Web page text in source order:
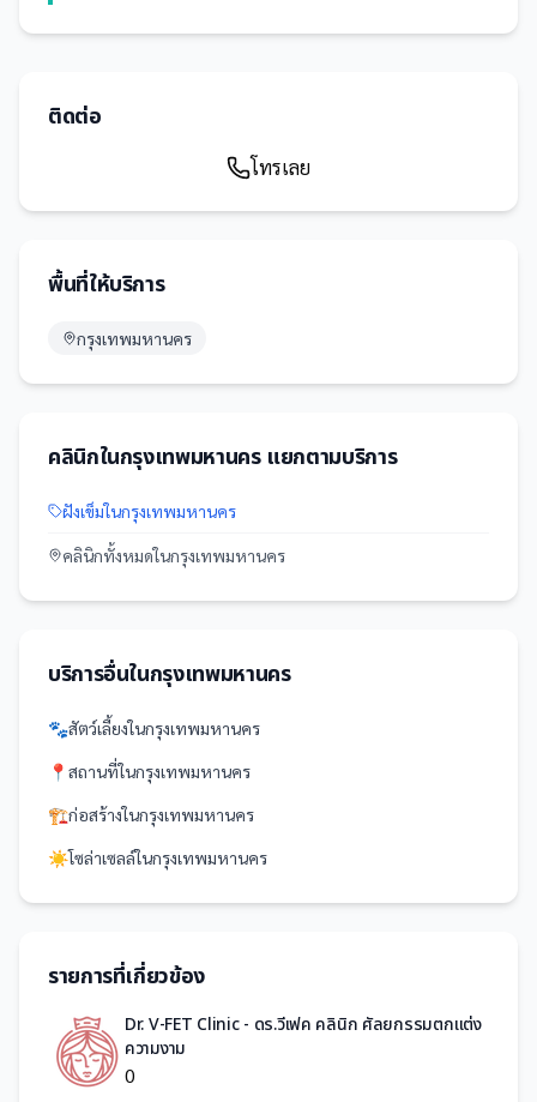
ติดต่อ
โทรเลย
พื้นที่ให้บริการ
กรุงเทพมหานคร
คลินิกในกรุงเทพมหานครแยกตามบริการ
ฝังเข็มในกรุงเทพมหานคร
คลินิกทั้งหมดในกรุงเทพมหานคร
บริการอื่นในกรุงเทพมหานคร
🐾สัตว์เลี้ยงในกรุงเทพมหานคร
📍 สถานที่ในกรุงเทพมหานคร
🏗️ก่อสร้างในกรุงเทพมหานคร
☀️โซล่าเซลล์ในกรุงเทพมหานคร
รายการที่เกี่ยวข้อง
Dr. V-FET Clinic - ดร.วีเฟค คลินิก ศัลยกรรมตกแต่ง
ความงาม
0